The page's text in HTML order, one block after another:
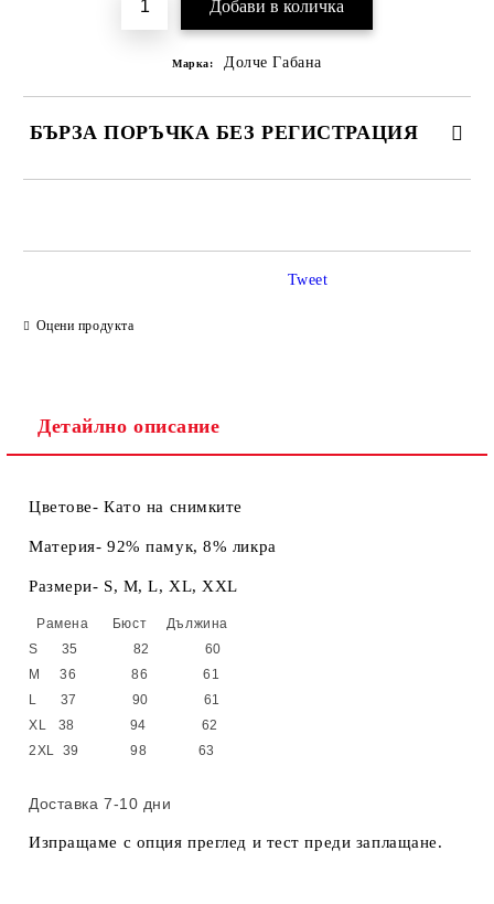
Марка: Долче Габана
БЪРЗА ПОРЪЧКА БЕЗ РЕГИСТРАЦИЯ
Оцени продукта
Tweet
Детайлно описание
Цветове- Като на снимките
Материя- 92% памук, 8% ликра
Размери- S, M, L, XL, XXL
Рамена Бюст Дължина
S 35 82 60
M 36 86 61
L 37 90 61
XL 38 94 62
2XL 39 98 63
Доставка 7-10 дни
Изпращаме с опция преглед и тест преди заплащане.